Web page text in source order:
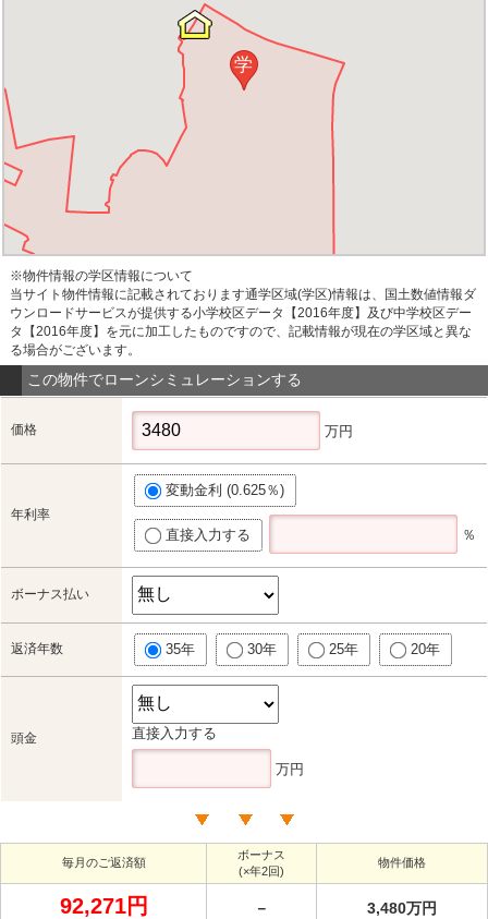
学
※物件情報の学区情報について
当サイト物件情報に記載されております通学区域(学区)情報は、国土数値情報ダ
ウンロードサービスが提供する小学校区データ【2016年度】及び中学校区デー
タ【2016年度】を元に加工したものですので、記載情報が現在の学区域と異な
る場合がございます。
この物件でローンシミュレーションする
価格 万円
年利率
変動金利 (0.625％)
直接入力する ％
ボーナス払い
返済年数 35年 30年 25年 20年
頭金 直接入力する
万円
毎月のご返済額
ボーナス
(×年2回)
物件価格
92,271円 － 3,480万円